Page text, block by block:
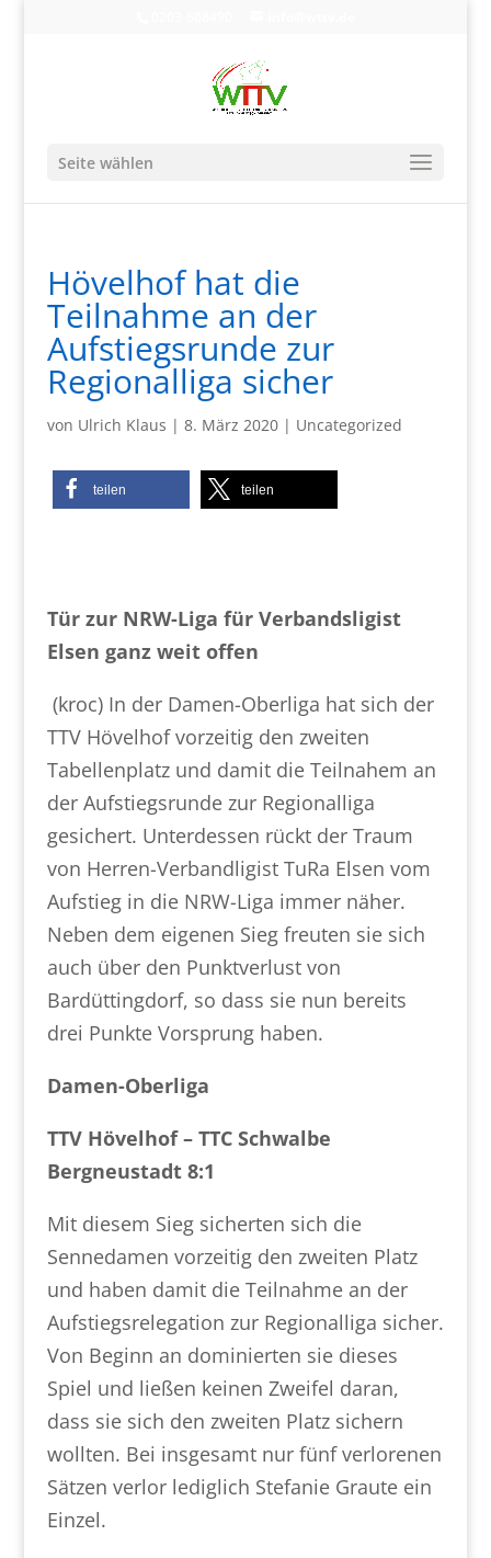
Seite wählen
Hövelhof hat die
Teilnahme an der
Aufstiegsrunde zur
Regionalliga sicher
von Ulrich Klaus | 8. März 2020| Uncategorized
teilen teilen
Tür zur NRW-Liga für Verbandsligist
Elsen ganz weit offen
(kroc) In der Damen-Oberliga hat sich der
TTV Hövelhof vorzeitig den zweiten
Tabellenplatz und damit die Teilnahem an
der Aufstiegsrunde zur Regionalliga
gesichert. Unterdessen rückt der Traum
von Herren-Verbandligist TuRa Elsen vom
Aufstieg in die NRW-Liga immer näher.
Neben dem eigenen Sieg freuten sie sich
auch über den Punktverlust von
Bardüttingdorf, so dass sie nun bereits
drei Punkte Vorsprung haben.
Damen-Oberliga
TTV Hövelhof – TTC Schwalbe
Bergneustadt 8:1
Mit diesem Sieg sicherten sich die
Sennedamen vorzeitig den zweiten Platz
und haben damit die Teilnahme an der
Aufstiegsrelegation zur Regionalliga sicher.
Von Beginn an dominierten sie dieses
Spiel und ließen keinen Zweifel daran,
dass sie sich den zweiten Platz sichern
wollten. Bei insgesamt nur fünf verlorenen
Sätzen verlor lediglich Stefanie Graute ein
Einzel.